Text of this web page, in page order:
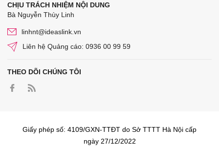
CHỊU TRÁCH NHIỆM NỘI DUNG
Bà Nguyễn Thùy Linh
linhnt@ideaslink.vn
Liên hệ Quảng cáo: 0936 00 99 59
THEO DÕI CHÚNG TÔI
Giấy phép số: 4109/GXN-TTĐT do Sở TTTT Hà Nội cấp
ngày 27/12/2022